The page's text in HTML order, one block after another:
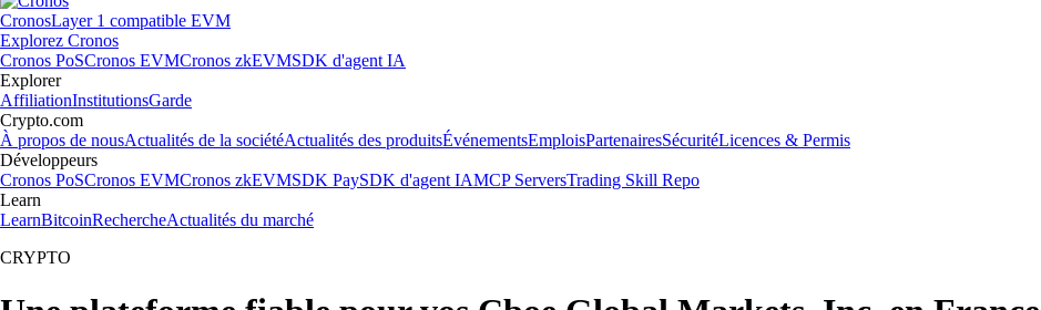
CronosLayer 1 compatible EVM
Explorez Cronos
Cronos PoSCronos EVMCronos zkEVMSDK d'agent IA
Explorer
AffiliationInstitutionsGarde
Crypto.com
À propos de nousActualités de la sociétéActualités des produitsÉvénementsEmploisPartenairesSécuritéLicences & Permis
Développeurs
Cronos PoSCronos EVMCronos zkEVMSDK PaySDK d'agent IAMCP ServersTrading Skill Repo
Learn
LearnBitcoinRechercheActualités du marché
CRYPTO